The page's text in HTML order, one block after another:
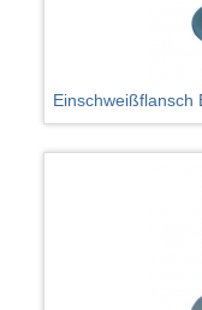
Einschweißflansch